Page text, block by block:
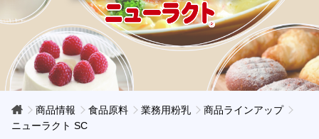
商品情報 食品原料 業務用粉乳
商品ラインアップ
ニューラクト SC